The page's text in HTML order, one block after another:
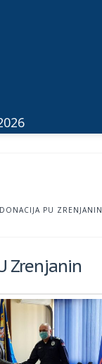
DONACIJA PU ZRENJANIN
Zrenjanin